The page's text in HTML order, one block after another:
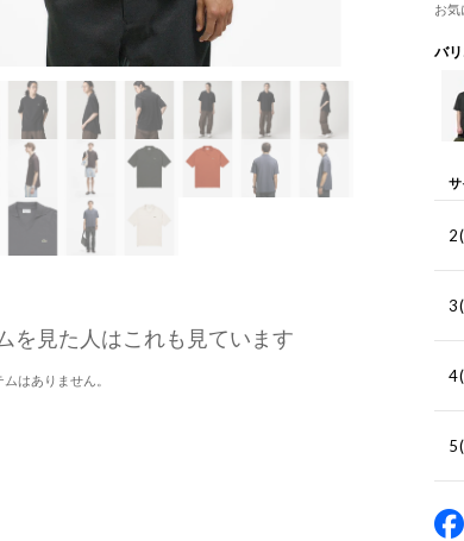
を見た人はこれも見ています
はありません。
お気
バ
サ